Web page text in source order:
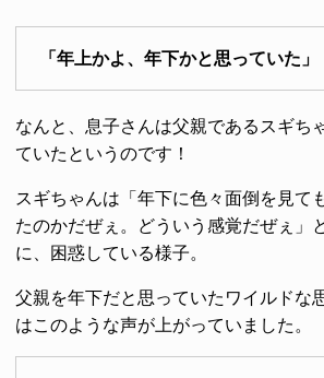
「年上かよ、年下かと思っていた」
なんと、息子さんは父親であるスギち
ていたというのです！
スギちゃんは「年下に色々面倒を見て
たのかだぜぇ。どういう感覚だぜぇ」
に、困惑している様子。
父親を年下だと思っていたワイルドな
はこのような声が上がっていました。